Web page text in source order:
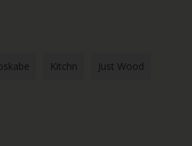
Kitchn Just Wood